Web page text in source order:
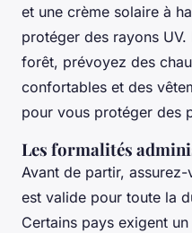
et une crème solaire à
protéger des rayons
forêt, prévoyez des
confortables et des
pour vous protéger des
Les formalités
Avant de partir,
est valide pour toute la
Certains pays exigent